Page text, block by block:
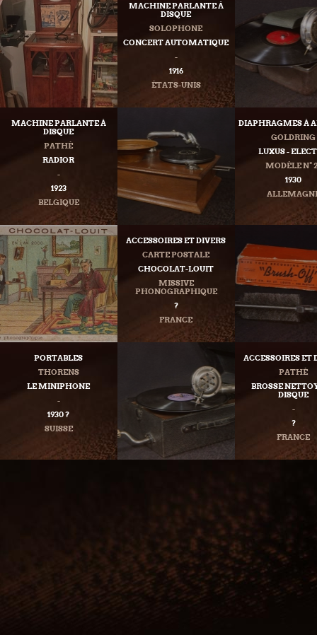
MACHINE PARLANTE À
DISQUE
SOLOPHONE
CONCERT AUTOMATIQUE
-
1916
ÉTATS-UNIS
MACHINE PARLANTE À
DISQUE
PATHÉ
RADIOR
-
1923
BELGIQUE
DIAPHRAGMES À
GOLDRING
LUXUS -
MODÈLE N°
1930
ACCESSOIRES ET DIVERS
CARTE POSTALE
CHOCOLAT-LOUIT
MISSIVE
PHONOGRAPHIQUE
?
FRANCE
PORTABLES
THORENS
LE MINIPHONE
-
1930 ?
SUISSE
ACCESSOIRES ET
PATHÉ
BROSSE
DISQUE
-
?
FRANCE